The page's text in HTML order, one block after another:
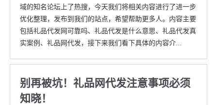
域的知名论坛上了热搜，今天我们将相关内容进行了进一步
优化整理，发布到我们的站点，希望帮助更多人。内容主要
包括礼品代发网可靠吗、礼品代发是什么意思、礼品代发真
实案例、礼品网代发，接下来我们看下具体的内容介...
别再被坑！礼品网代发注意事项必须
知晓！